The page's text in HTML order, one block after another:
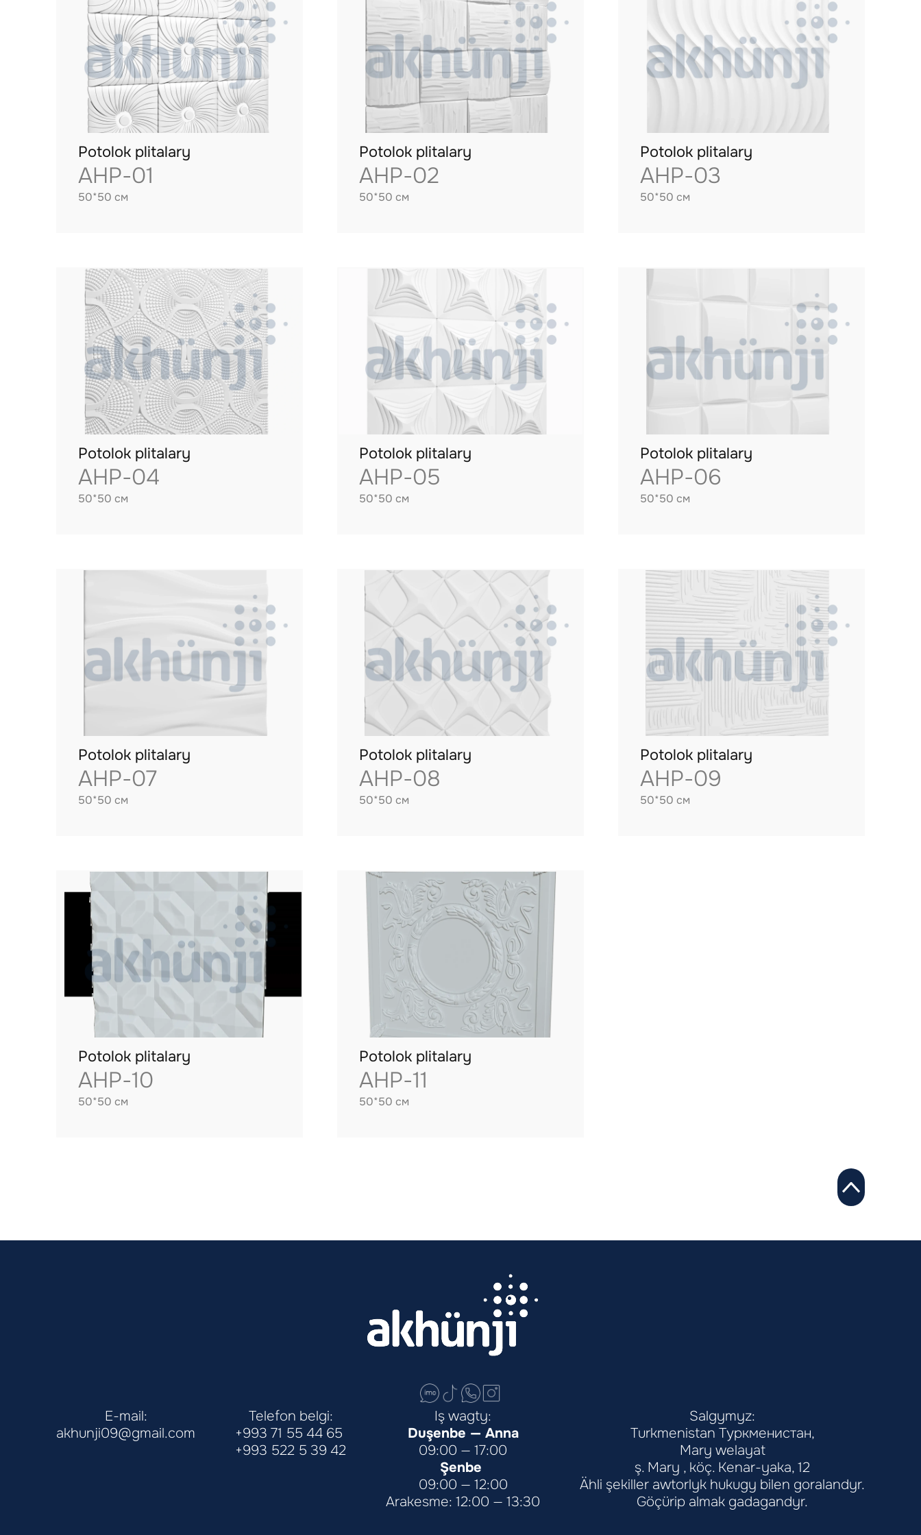
Potolok plitalary
AHP-01
50*50 см
Potolok plitalary
AHP-02
50*50 см
Potolok plitalary
AHP-03
50*50 см
Potolok plitalary
AHP-04
50*50 см
Potolok plitalary
AHP-05
50*50 см
Potolok plitalary
AHP-06
50*50 см
Potolok plitalary
AHP-07
50*50 см
Potolok plitalary
AHP-08
50*50 см
Potolok plitalary
AHP-09
50*50 см
Potolok plitalary
AHP-10
50*50 см
Potolok plitalary
AHP-11
50*50 см
E-mail:
akhunji09@gmail.com
Telefon belgi:
+993 71 55 44 65
+993 522 5 39 42
Iş wagty:
Duşenbe — Anna
09:00 — 17:00
Şenbe
09:00 — 12:00
Arakesme: 12:00 — 13:30
Salgymyz:
Turkmenistan Туркменистан,
Mary welayat
ş. Mary , köç. Kenar-yaka, 12
Ähli şekiller awtorlyk hukugy bilen goralandyr.
Göçürip almak gadagandyr.